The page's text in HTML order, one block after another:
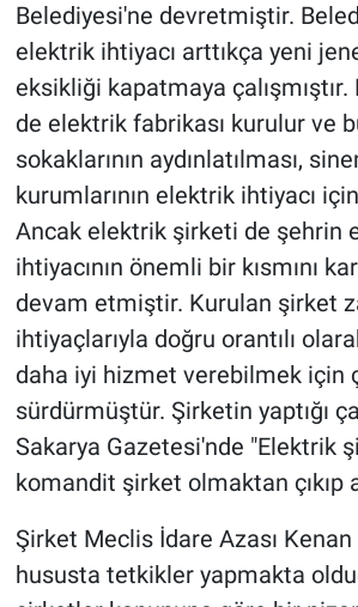
Belediyesi'ne devretmiştir.
elektrik ihtiyacı arttıkça yeni
eksikliği kapatmaya
de elektrik fabrikası kurulur ve
sokaklarının aydınlatılması,
kurumlarının elektrik ihtiyacı için
Ancak elektrik şirketi de şehrin
ihtiyacının önemli bir kısmını
devam etmiştir. Kurulan şirket
ihtiyaçlarıyla doğru orantılı
daha iyi hizmet verebilmek için
sürdürmüştür. Şirketin yaptığı
Sakarya Gazetesi'nde "Elektrik
komandit şirket olmaktan çıkıp
Şirket Meclis İdare Azası Kenan
hususta tetkikler yapmakta